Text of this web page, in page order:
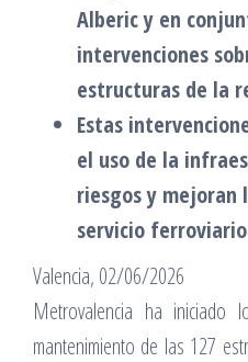
Alberic y en
intervenciones
estructuras de la
Estas
el uso de la
riesgos y mejoran
servicio ferroviario
Valencia, 02/06/2026
Metrovalencia ha iniciado
mantenimiento de las 127